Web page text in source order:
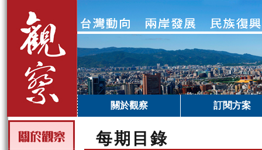
關於觀察 訂閱方案
每期目錄